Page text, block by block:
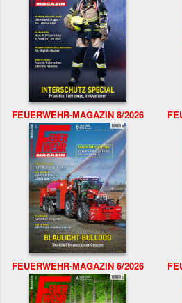
FEUERWEHR-MAGAZIN 8/2026
FEUERWEHR-MAGAZIN 6/2026